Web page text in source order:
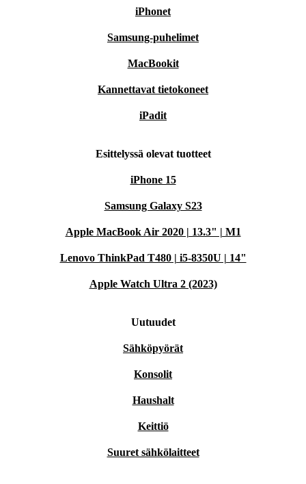
iPhonet
Samsung-puhelimet
MacBookit
Kannettavat tietokoneet
iPadit
Esittelyssä olevat tuotteet
iPhone 15
Samsung Galaxy S23
Apple MacBook Air 2020 | 13.3" | M1
Lenovo ThinkPad T480 | i5-8350U | 14"
Apple Watch Ultra 2 (2023)
Uutuudet
Sähköpyörät
Konsolit
Haushalt
Keittiö
Suuret sähkölaitteet